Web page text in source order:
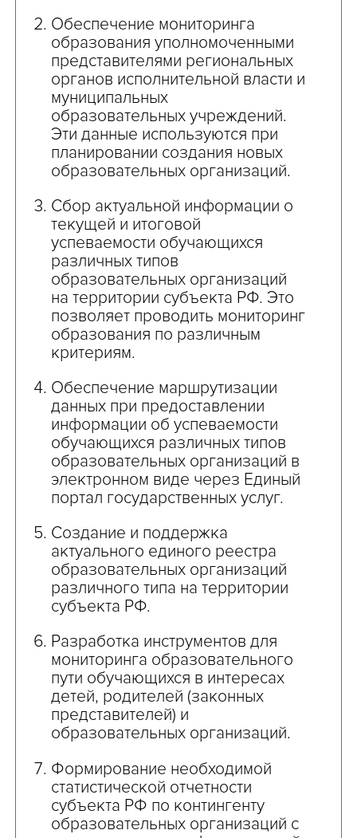
Обеспечение мониторинга
образования уполномоченными
представителями региональных
органов исполнительной власти и
муниципальных
образовательных учреждений.
Эти данные используются при
планировании создания новых
образовательных организаций.
Сбор актуальной информации о
текущей и итоговой
успеваемости обучающихся
различных типов
образовательных организаций
на территории субъекта РФ. Это
позволяет проводить мониторинг
образования по различным
критериям.
Обеспечение маршрутизации
данных при предоставлении
информации об успеваемости
обучающихся различных типов
образовательных организаций в
электронном виде через Единый
портал государственных услуг.
Создание и поддержка
актуального единого реестра
образовательных организаций
различного типа на территории
субъекта РФ.
Разработка инструментов для
мониторинга образовательного
пути обучающихся в интересах
детей, родителей (законных
представителей) и
образовательных организаций.
Формирование необходимой
статистической отчетности
субъекта РФ по контингенту
образовательных организаций с